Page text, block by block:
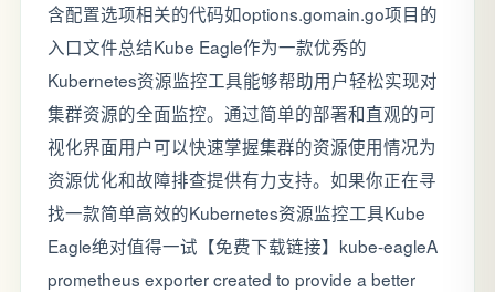
含配置选项相关的代码如options.gomain.go项目的
入口文件总结Kube Eagle作为一款优秀的
Kubernetes资源监控工具能够帮助用户轻松实现对
集群资源的全面监控。通过简单的部署和直观的可
视化界面用户可以快速掌握集群的资源使用情况为
资源优化和故障排查提供有力支持。如果你正在寻
找一款简单高效的Kubernetes资源监控工具Kube
Eagle绝对值得一试【免费下载链接】kube-eagleA
prometheus exporter created to provide a better